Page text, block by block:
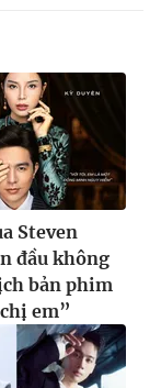
Steven
đầu không
bản phim
em”